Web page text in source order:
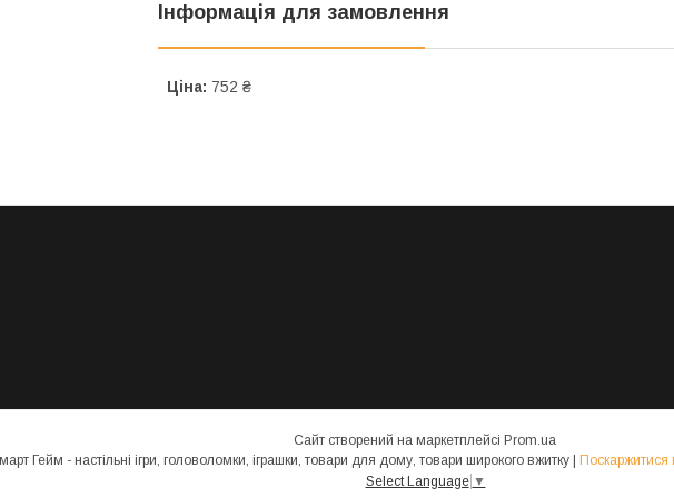
Інформація для замовлення
Ціна: 752 ₴
Сайт створений на маркетплейсі Prom.ua
Поскаржитися
Select Language ▼